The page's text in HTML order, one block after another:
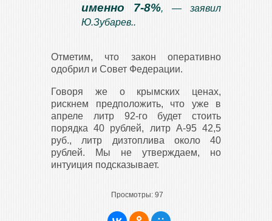
именно 7-8%, — заявил
Ю.Зубарев..
Отметим, что закон оперативно
одобрил и Совет Федерации.
Говоря же о крымских ценах,
рискнем предположить, что уже в
апреле литр 92-го будет стоить
порядка 40 рублей, литр А-95 42,5
руб., литр дизтоплива около 40
рублей. Мы не утверждаем, но
интуиция подсказывает.
Просмотры: 97